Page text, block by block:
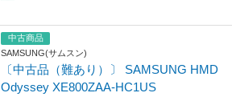
中古商品
SAMSUNG(サムスン)
〔中古品（難あり）〕 SAMSUNG HMD
Odyssey XE800ZAA-HC1US